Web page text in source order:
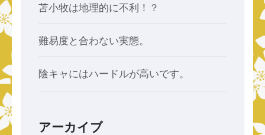
苫小牧は地理的に不利！？
難易度と合わない実態。
陰キャにはハードルが高いです。
アーカイブ